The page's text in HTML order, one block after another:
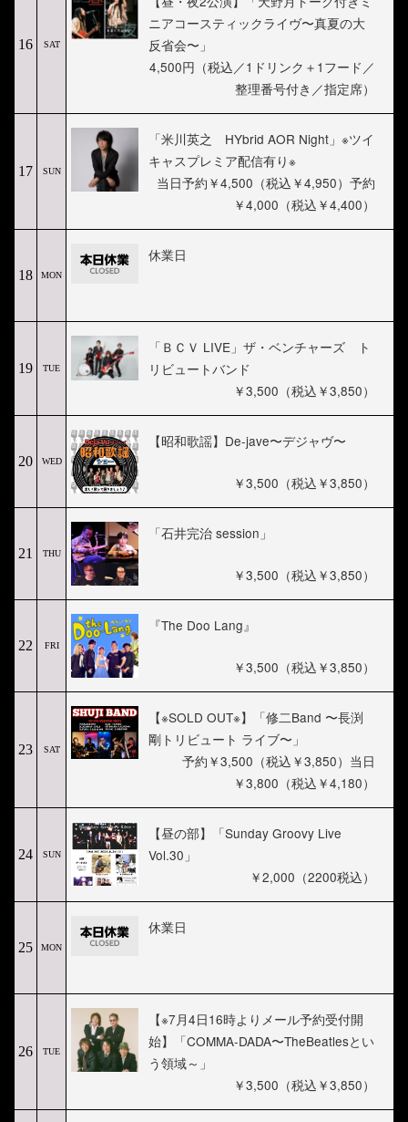
16 SAT
ニアコースティックライヴ〜真夏の大
反省会〜」
4,500円（税込／1ドリンク＋1フード／
整理番号付き／指定席）
17 SUN
「米川英之 HYbrid AOR Night」※ツイ
キャスプレミア配信有り※
当日予約￥4,500（税込￥4,950）予約
￥4,000（税込￥4,400）
18 MON
休業日
19 TUE
「ＢＣＶ LIVE」ザ・ベンチャーズ ト
リビュートバンド
￥3,500（税込￥3,850）
20 WED
【昭和歌謡】De-jave〜デジャヴ〜
￥3,500（税込￥3,850）
21 THU
「石井完治 session」
￥3,500（税込￥3,850）
22 FRI
『The Doo Lang』
￥3,500（税込￥3,850）
23 SAT
【※SOLD OUT※】「修二Band 〜長渕
剛トリビュート ライブ〜」
予約￥3,500（税込￥3,850）当日
￥3,800（税込￥4,180）
24 SUN
【昼の部】「Sunday Groovy Live
Vol.30」
￥2,000（2200税込）
25 MON
休業日
26 TUE
【※7月4日16時よりメール予約受付開
始】「COMMA-DADA〜TheBeatlesとい
う領域～」
￥3,500（税込￥3,850）